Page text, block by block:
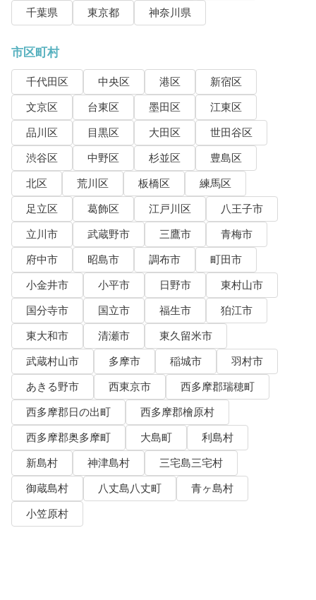
千葉県
東京都 神奈川県
市区町村
千代田区 中央区 港区
新宿区
文京区
台東区 墨田区
江東区
品川区
目黒区 大田区
世田谷区
渋谷区
中野区 杉並区
豊島区
北区
荒川区 板橋区
練馬区
足立区
葛飾区 江戸川区
八王子市
立川市
武蔵野市 三鷹市
青梅市
府中市
昭島市 調布市
町田市
小金井市
小平市 日野市
東村山市
国分寺市
国立市 福生市
狛江市
東大和市
清瀬市
東久留米市
武蔵村山市
多摩市 稲城市
羽村市
あきる野市
西東京市
西多摩郡瑞穂町
西多摩郡日の出町
西多摩郡檜原村
西多摩郡奥多摩町
大島町
利島村
新島村
神津島村
三宅島三宅村
御蔵島村
八丈島八丈町
青ヶ島村
小笠原村